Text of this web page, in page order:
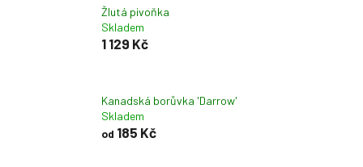
Žlutá pivoňka
Skladem
1 129 Kč
Kanadská borůvka 'Darrow'
Skladem
od 185 Kč